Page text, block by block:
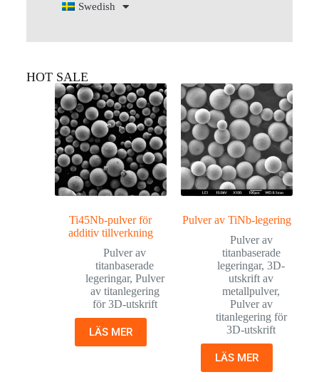
Swedish
HOT SALE
Ti45Nb-pulver för
additiv tillverkning
Pulver av
titanbaserade
legeringar, Pulver
av titanlegering
för 3D-utskrift
LÄS MER
Pulver av TiNb-legering
Pulver av
titanbaserade
legeringar,3D-
utskrift av
metallpulver,
Pulver av
titanlegering för
3D-utskrift
LÄS MER